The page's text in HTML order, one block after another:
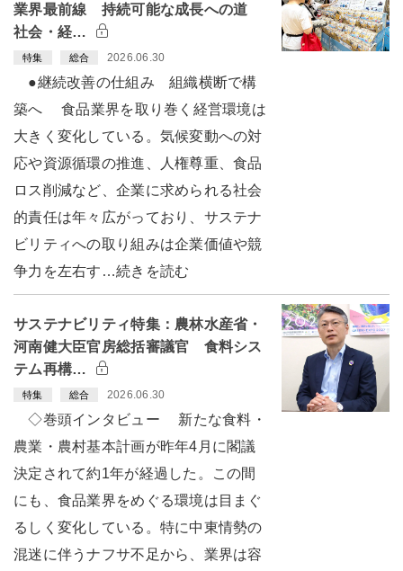
業界最前線 持続可能な成長への道
社会・経…
特集 総合 2026.06.30
●継続改善の仕組み 組織横断で構
築へ 食品業界を取り巻く経営環境は
大きく変化している。気候変動への対
応や資源循環の推進、人権尊重、食品
ロス削減など、企業に求められる社会
的責任は年々広がっており、サステナ
ビリティへの取り組みは企業価値や競
争力を左右す…続きを読む
サステナビリティ特集：農林水産省・
河南健大臣官房総括審議官 食料シス
テム再構…
特集 総合 2026.06.30
◇巻頭インタビュー 新たな食料・
農業・農村基本計画が昨年4月に閣議
決定されて約1年が経過した。この間
にも、食品業界をめぐる環境は目まぐ
るしく変化している。特に中東情勢の
混迷に伴うナフサ不足から、業界は容